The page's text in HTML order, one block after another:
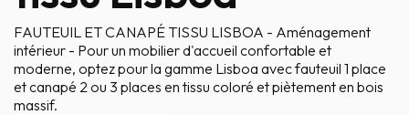
FAUTEUIL ET CANAPÉ TISSU LISBOA - Aménagement
intérieur - Pour un mobilier d'accueil confortable et
moderne, optez pour la gamme Lisboa avec fauteuil 1 place
et canapé 2 ou 3 places en tissu coloré et piètement en bois
massif.